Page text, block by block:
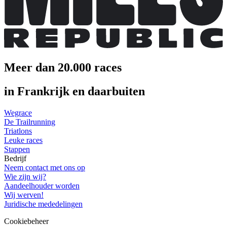
Meer dan 20.000 races
in Frankrijk en daarbuiten
Wegrace
De Trailrunning
Triatlons
Leuke races
Stappen
Bedrijf
Neem contact met ons op
Wie zijn wij?
Aandeelhouder worden
Wij werven!
Juridische mededelingen
Cookiebeheer